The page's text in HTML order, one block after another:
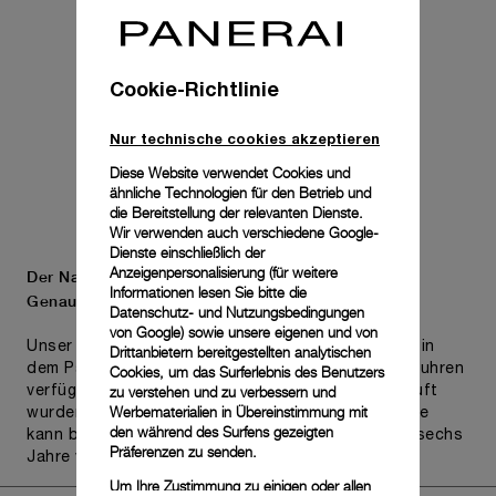
Der Name Panerai steht für Langlebigkeit und
Genauigkeit.
Unser Engagement für Qualität spiegelt sich auch in
dem Pam.Guard-Programm wider, das für Armbanduhren
verfügbar ist, die in den letzten zwei Jahren gekauft
wurden. Die eingeschränkte internationale Garantie
kann bei anspruchsberechtigten Uhren um bis zu sechs
Jahre verlängert werden.Mehr
Cookie-Richtlinie
Nur technische cookies akzeptieren
Diese Website verwendet Cookies und
ähnliche Technologien für den Betrieb und
die Bereitstellung der relevanten Dienste.
Wir verwenden auch verschiedene Google-
Dienste einschließlich der
Anzeigenpersonalisierung (für weitere
Informationen lesen Sie bitte die
Datenschutz- und Nutzungsbedingungen
von Google) sowie unsere eigenen und von
Drittanbietern bereitgestellten analytischen
Cookies, um das Surferlebnis des Benutzers
zu verstehen und zu verbessern und
Werbematerialien in Übereinstimmung mit
den während des Surfens gezeigten
Präferenzen zu senden.
Um Ihre Zustimmung zu einigen oder allen